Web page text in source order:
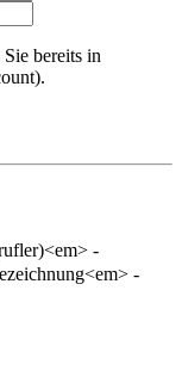
bereits in
-
-